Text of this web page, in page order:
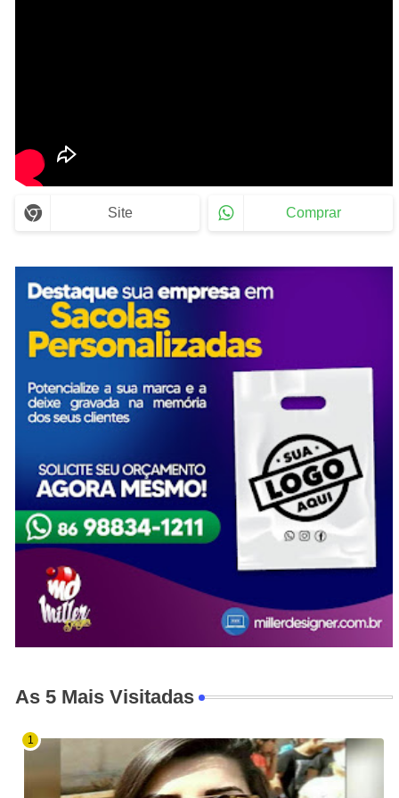
Site Comprar
As 5 Mais Visitadas